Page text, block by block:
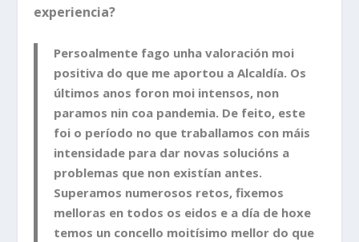
experiencia?
Persoalmente fago unha valoración moi
positiva do que me aportou a Alcaldía. Os
últimos anos foron moi intensos, non
paramos nin coa pandemia. De feito, este
foi o período no que traballamos con máis
intensidade para dar novas solucións a
problemas que non existían antes.
Superamos numerosos retos, fixemos
melloras en todos os eidos e a día de hoxe
temos un concello moitísimo mellor do que